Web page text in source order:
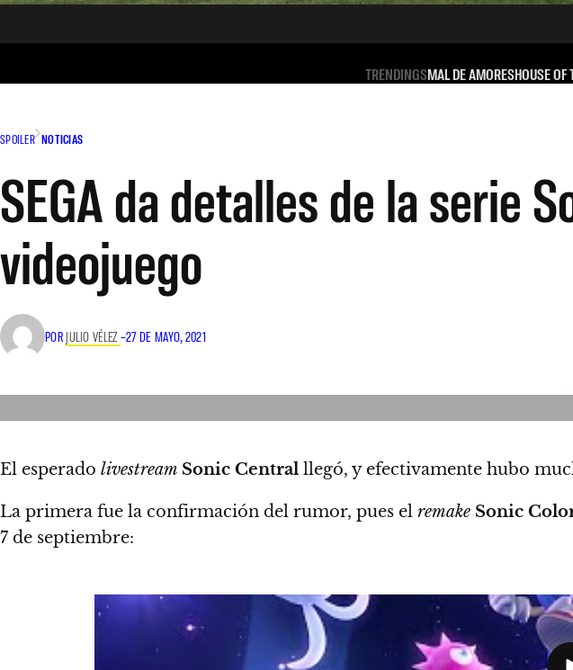
TRENDINGSMAL DE AMORESHOUSE OF
SPOILER NOTICIAS
SEGA da detalles de la serie
videojuego
POR JULIO VÉLEZ –27 DE MAYO, 2021
El esperado livestream Sonic Central llegó, y efectivamente hubo
La primera fue la confirmación del rumor, pues el remake Sonic
7 de septiembre: